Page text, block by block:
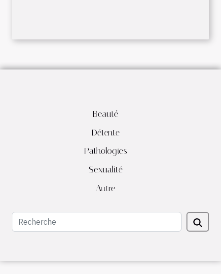
Beauté
Détente
Pathologies
Sexualité
Autre